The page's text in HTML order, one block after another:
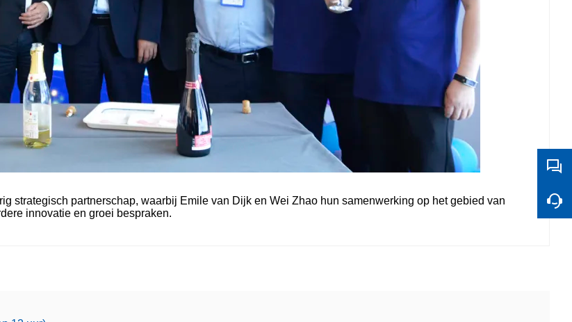
strategisch partnerschap, waarbij Emile van Dijk en Wei Zhao hun samenwerking op het gebied van
innovatie en groei bespraken.